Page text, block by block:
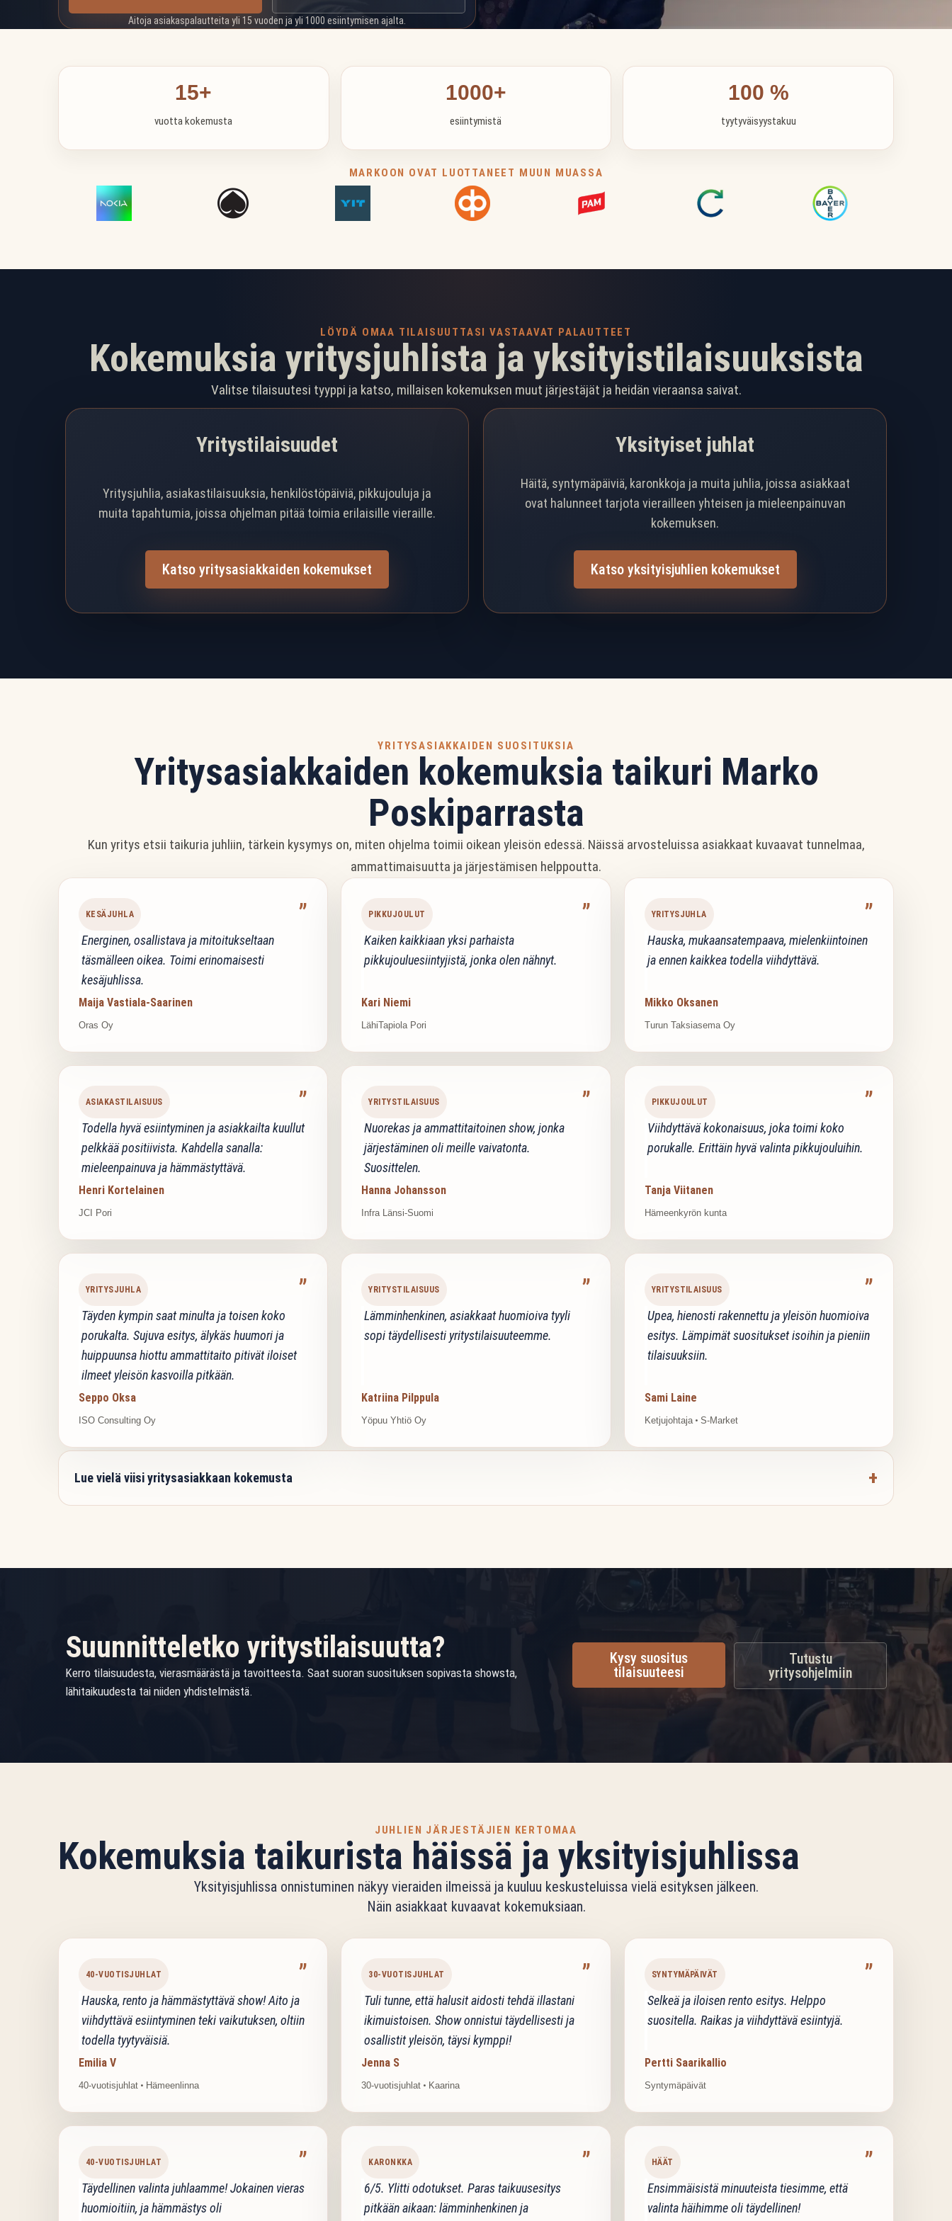
Aitoja asiakaspalautteita yli 15 vuoden ja yli 1000 esiintymisen ajalta.
15+
vuotta kokemusta
1000+
esiintymistä
100 %
tyytyväisyystakuu
MARKOON OVAT LUOTTANEET MUUN MUASSA
LÖYDÄ OMAA TILAISUUTTASI VASTAAVAT PALAUTTEET
Kokemuksia yritysjuhlista ja yksityistilaisuuksista
Valitse tilaisuutesi tyyppi ja katso, millaisen kokemuksen muut järjestäjät ja heidän vieraansa saivat.
Yritystilaisuudet
Yritysjuhlia, asiakastilaisuuksia, henkilöstöpäiviä, pikkujouluja ja
muita tapahtumia, joissa ohjelman pitää toimia erilaisille vieraille.
Katso yritysasiakkaiden kokemukset
Yksityiset juhlat
Häitä, syntymäpäiviä, karonkkoja ja muita juhlia, joissa asiakkaat
ovat halunneet tarjota vierailleen yhteisen ja mieleenpainuvan
kokemuksen.
Katso yksityisjuhlien kokemukset
YRITYSASIAKKAIDEN SUOSITUKSIA
Yritysasiakkaiden kokemuksia taikuri Marko
Poskiparrasta
Kun yritys etsii taikuria juhliin, tärkein kysymys on, miten ohjelma toimii oikean yleisön edessä. Näissä arvosteluissa asiakkaat kuvaavat tunnelmaa,
ammattimaisuutta ja järjestämisen helppoutta.
KESÄJUHLA ”
Energinen, osallistava ja mitoitukseltaan
täsmälleen oikea. Toimi erinomaisesti
kesäjuhlissa.
Maija Vastiala-Saarinen
Oras Oy
PIKKUJOULUT ”
Kaiken kaikkiaan yksi parhaista
pikkujouluesiintyjistä, jonka olen nähnyt.
Kari Niemi
LähiTapiola Pori
YRITYSJUHLA ”
Hauska, mukaansatempaava, mielenkiintoinen
ja ennen kaikkea todella viihdyttävä.
Mikko Oksanen
Turun Taksiasema Oy
ASIAKASTILAISUUS ”
Todella hyvä esiintyminen ja asiakkailta kuullut
pelkkää positiivista. Kahdella sanalla:
mieleenpainuva ja hämmästyttävä.
Henri Kortelainen
JCI Pori
YRITYSTILAISUUS ”
Nuorekas ja ammattitaitoinen show, jonka
järjestäminen oli meille vaivatonta.
Suosittelen.
Hanna Johansson
Infra Länsi-Suomi
PIKKUJOULUT ”
Viihdyttävä kokonaisuus, joka toimi koko
porukalle. Erittäin hyvä valinta pikkujouluihin.
Tanja Viitanen
Hämeenkyrön kunta
YRITYSJUHLA ”
Täyden kympin saat minulta ja toisen koko
porukalta. Sujuva esitys, älykäs huumori ja
huippuunsa hiottu ammattitaito pitivät iloiset
ilmeet yleisön kasvoilla pitkään.
Seppo Oksa
ISO Consulting Oy
YRITYSTILAISUUS ”
Lämminhenkinen, asiakkaat huomioiva tyyli
sopi täydellisesti yritystilaisuuteemme.
Katriina Pilppula
Yöpuu Yhtiö Oy
YRITYSTILAISUUS ”
Upea, hienosti rakennettu ja yleisön huomioiva
esitys. Lämpimät suositukset isoihin ja pieniin
tilaisuuksiin.
Sami Laine
Ketjujohtaja• S-Market
Lue vielä viisi yritysasiakkaan kokemusta
Suunnitteletko yritystilaisuutta?
Kerro tilaisuudesta, vierasmäärästä ja tavoitteesta. Saat suoran suosituksen sopivasta showsta,
lähitaikuudesta tai niiden yhdistelmästä.
Kysy suositus
tilaisuuteesi
Tutustu
yritysohjelmiin
JUHLIEN JÄRJESTÄJIEN KERTOMAA
Kokemuksia taikurista häissä ja yksityisjuhlissa
Yksityisjuhlissa onnistuminen näkyy vieraiden ilmeissä ja kuuluu keskusteluissa vielä esityksen jälkeen.
Näin asiakkaat kuvaavat kokemuksiaan.
40-VUOTISJUHLAT ”
Hauska, rento ja hämmästyttävä show! Aito ja
viihdyttävä esiintyminen teki vaikutuksen, oltiin
todella tyytyväisiä.
Emilia V
40-vuotisjuhlat • Hämeenlinna
30-VUOTISJUHLAT ”
Tuli tunne, että halusit aidosti tehdä illastani
ikimuistoisen. Show onnistui täydellisesti ja
osallistit yleisön, täysi kymppi!
Jenna S
30-vuotisjuhlat • Kaarina
SYNTYMÄPÄIVÄT ”
Selkeä ja iloisen rento esitys. Helppo
suositella. Raikas ja viihdyttävä esiintyjä.
Pertti Saarikallio
Syntymäpäivät
40-VUOTISJUHLAT ”
Täydellinen valinta juhlaamme! Jokainen vieras
huomioitiin, ja hämmästys oli
KARONKKA ”
6/5. Ylitti odotukset. Paras taikuusesitys
pitkään aikaan: lämminhenkinen ja
HÄÄT ”
Ensimmäisistä minuuteista tiesimme, että
valinta häihimme oli täydellinen!